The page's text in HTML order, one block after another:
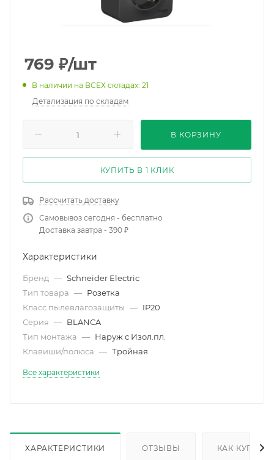
769 ₽/шт
В наличии на ВСЕХ складах: 21
Детализация по складам
В КОРЗИНУ
КУПИТЬ В 1 КЛИК
Рассчитать доставку
Самовывоз сегодня - бесплатно
Доставка завтра - 390 ₽
Характеристики
Бренд — Schneider Electric
Тип товара — Розетка
Класс пылевлагозащиты — IP20
Серия — BLANCA
Тип монтажа — Наруж с Изол.пл.
Клавиши/полюса — Тройная
Все характеристики
ХАРАКТЕРИСТИКИ ОТЗЫВЫ КАК КУПИТЬ